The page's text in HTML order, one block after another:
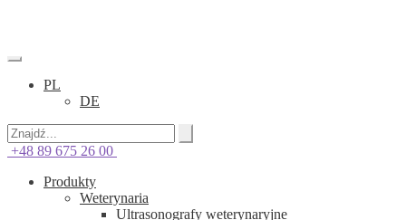
PL
DE
+48 89 675 26 00
Produkty
Weterynaria
Ultrasonografy weterynaryjne